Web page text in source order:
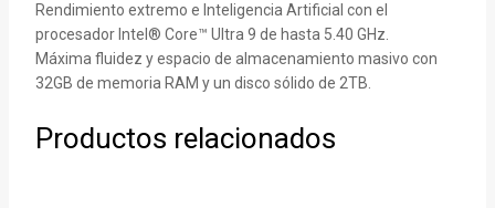
Rendimiento extremo e Inteligencia Artificial con el
procesador Intel® Core™ Ultra 9 de hasta 5.40 GHz.
Máxima fluidez y espacio de almacenamiento masivo con
32GB de memoria RAM y un disco sólido de 2TB.
Productos relacionados